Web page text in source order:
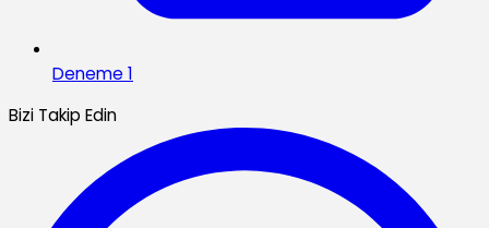
Deneme 1
Bizi Takip Edin